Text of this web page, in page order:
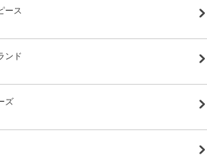
ース
ンド
ズ